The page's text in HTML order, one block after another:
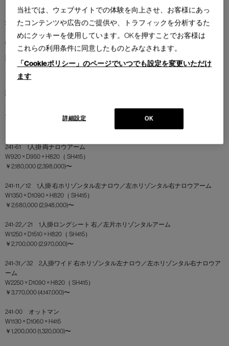
Brand
Cassina
Collection
I CONTEMPORARY COLLECTION
Designer
PHILIPPE STARCK （フィリップ・スタルク）
Size
241-61 1人掛 両ナロウアーム
W920 × D950 × H820（ SH415）
￥2,180,000 (2,398,000)〜
241-11／12 1人掛 右ホリゾンタル左ナロウ／左ホリゾンタル右ナロウアーム
W1350 × D1090 × H820（ SH415）
￥2,680,000 (2,948,000)〜
241-22／21 1人掛ロングシート 右／左片ホリゾンタルアーム
W1250 × D1510 × H820（ SH415）
￥2,700,000 (2,970,000)〜
241-31／32 2人掛ワイド 右ホリゾンタル左ナロウ／左ホリゾンタル右ナロウア
ーム
W2250 × D1090 × H820（ SH415）
￥3,770,000 (4,147,000)〜
241-00 オットマン
W1130 × D1060 × H415
￥1,200,000 (1,320,000)〜
当社では、ウェブサイトでの体験を向上させ、お客様にあっ
たコンテンツや広告のご提供や、トラフィックを分析するた
めにクッキーを使用しています。OKを押すことでお客様は
これらの利用条件に同意したものとみなされます。
「Cookieポリシー」のページでいつでも設定を変更いただけ
ます
OK
詳細設定